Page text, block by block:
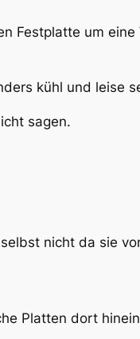
Festplatte um eine
kühl und leise
sagen.
nicht da sie
Platten dort